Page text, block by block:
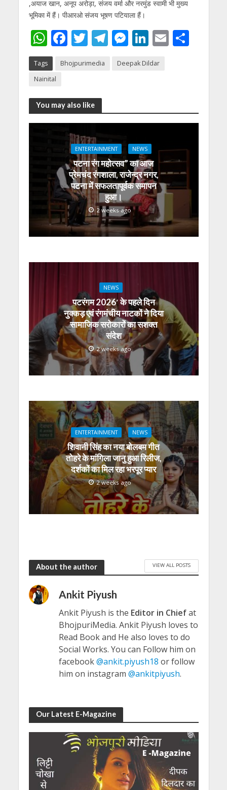
,अयाज खान, अनूप अरोड़ा, संजय वर्मा और नरमुंड स्वामी भी मुख्य
भूमिका में हैं। पीआरओ संजय भूषण पटियाला हैं।
W
h
at
s
A
p
F
e
o
o
k
T
itt
T
m
M
ss
g
Li
k
n
E S
Tags Bhojpurimedia
Deepak Dildar
Nainital
You may also like
ENTERTAINMENT NEWS
पटना रंग महोत्सव” का आज
प्रेमचंद रंगशाला, राजेन्द्र नगर,
पटना में सफलतापूर्वक समापन
हुआ।
2 weeks ago
NEWS
पटरंगम 2026′ के पहले दिन
नुक्कड़ एवं रंगमंचीय नाटकों ने दिया
सामाजिक सरोकारों का सशक्त
संदेश
2 weeks ago
ENTERTAINMENT NEWS
शिवानी सिंह का नया बोलबम गीत
तोहरे के मांगिला जानु हुआ रिलीज,
दर्शकों का मिल रहा भरपूर प्यार
2 weeks ago
About the author VIEW ALL POSTS
Ankit Piyush
Ankit Piyush is the Editor in Chiefat
BhojpuriMedia. Ankit Piyush loves to
Read Book and He also loves to do
Social Works. You can Follow him on
facebook@ankit.piyush18 or follow
him on instagram @ankitpiyush.
Our Latest E-Magazine